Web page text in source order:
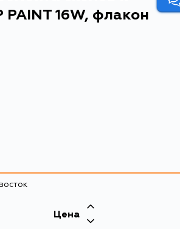
16W, флакон
Цена